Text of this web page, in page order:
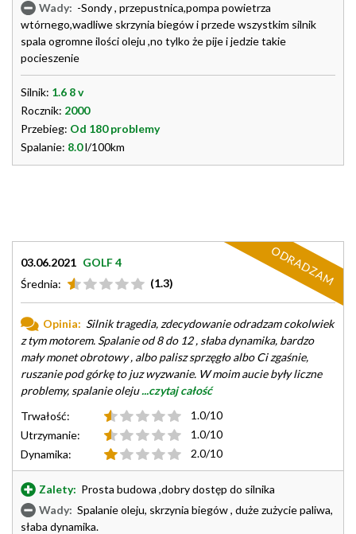
Wady: -Sondy , przepustnica,pompa powietrza
wtórnego,wadliwe skrzynia biegów i przede wszystkim silnik
spala ogromne ilości oleju ,no tylko że pije i jedzie takie
pocieszenie
Silnik: 1.6 8 v
Rocznik: 2000
Przebieg: Od 180 problemy
Spalanie: 8.0l/100km
03.06.2021 GOLF 4
Średnia:
(1.3)
Opinia: Silnik tragedia, zdecydowanie odradzam cokolwiek
z tym motorem. Spalanie od 8 do 12 , słaba dynamika, bardzo
mały monet obrotowy , albo palisz sprzęgło albo Ci zgaśnie,
ruszanie pod górkę to juz wyzwanie. W moim aucie były liczne
problemy, spalanie oleju...czytaj całość
Trwałość:
1.0/10
Utrzymanie:
1.0/10
Dynamika:
2.0/10
Zalety: Prosta budowa ,dobry dostęp do silnika
Wady: Spalanie oleju, skrzynia biegów , duże zużycie paliwa,
słaba dynamika.
ODRADZAM